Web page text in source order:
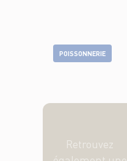
POISSONNERIE
Retrouvez